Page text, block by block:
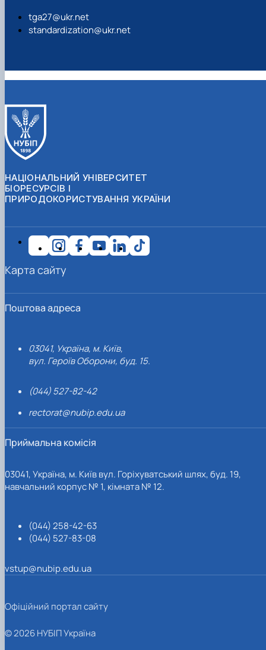
tga27@ukr.net
standardization@ukr.net
НАЦІОНАЛЬНИЙ УНІВЕРСИТЕТ
БІОРЕСУРСІВ І
ПРИРОДОКОРИСТУВАННЯ УКРАЇНИ
Поштова адреса
03041, Україна, м. Київ,
вул. Героїв Оборони, буд. 15.
(044) 527-82-42
rectorat@nubip.edu.ua
Приймальна комісія
03041, Україна, м. Київ вул. Горіхуватський шлях, буд. 19,
навчальний корпус № 1, кімната № 12.
(044) 258-42-63
(044) 527-83-08
vstup@nubip.edu.ua
Карта сайту
Офіційний портал сайту
© 2026 НУБІП Україна